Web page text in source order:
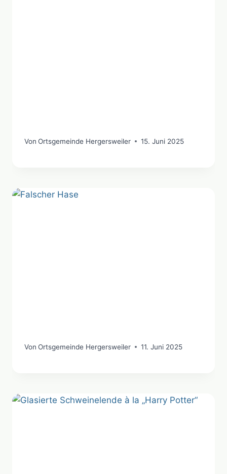
Von Ortsgemeinde Hergersweiler 15. Juni 2025
Von Ortsgemeinde Hergersweiler 11. Juni 2025